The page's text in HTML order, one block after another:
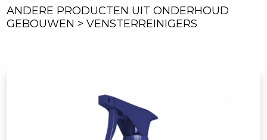
ANDERE PRODUCTEN UIT ONDERHOUD
GEBOUWEN > VENSTERREINIGERS